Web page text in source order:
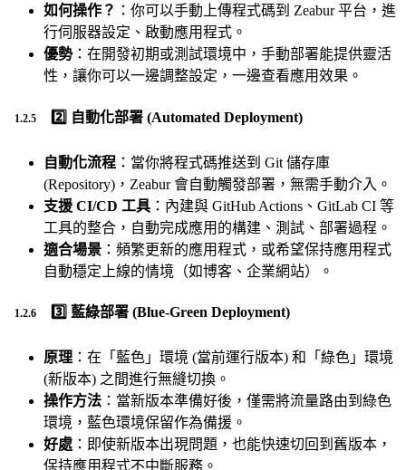
如何操作？ ：你可以手動上傳程式碼到 Zeabur 平台，進
行伺服器設定、啟動應用程式。
優勢：在開發初期或測試環境中，手動部署能提供靈活
性，讓你可以一邊調整設定，一邊查看應用效果。
2️⃣ 自動化部署 (Automated Deployment)
自動化流程 ：當你將程式碼推送到 Git 儲存庫
(Repository)，Zeabur 會自動觸發部署，無需手動介入。
支援 CI/CD 工具 ：內建與 GitHub Actions、GitLab CI 等
工具的整合，自動完成應用的構建、測試、部署過程。
適合場景 ：頻繁更新的應用程式，或希望保持應用程式
自動穩定上線的情境（如博客、企業網站）。
3️⃣ 藍綠部署 (Blue-Green Deployment)
原理 ：在「藍色」環境 (當前運行版本) 和「綠色」環境
(新版本) 之間進行無縫切換。
操作方法 ：當新版本準備好後，僅需將流量路由到綠色
環境，藍色環境保留作為備援。
好處 ：即使新版本出現問題，也能快速切回到舊版本，
保持應用程式不中斷服務。